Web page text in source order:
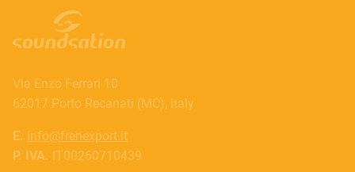
Via Enzo Ferrari 10
62017 Porto Recanati (MC), Italy
E. info@frenexport.it
P. IVA. IT00260710439